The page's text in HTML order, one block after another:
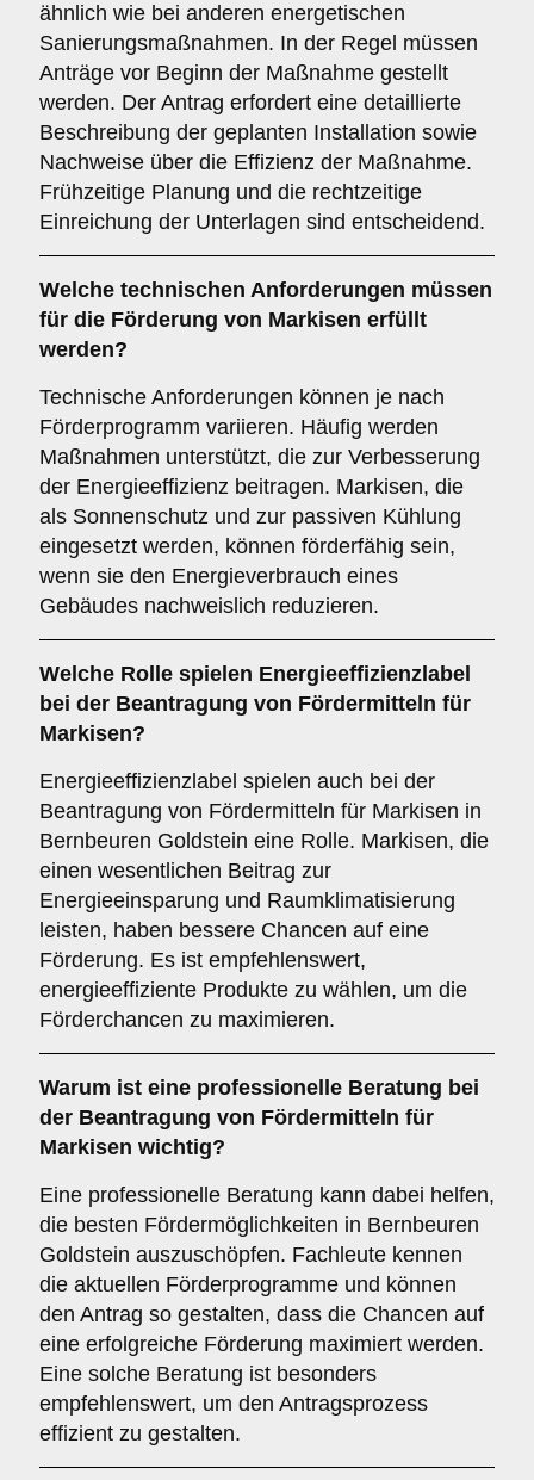
ähnlich wie bei anderen energetischen
Sanierungsmaßnahmen. In der Regel müssen
Anträge vor Beginn der Maßnahme gestellt
werden. Der Antrag erfordert eine detaillierte
Beschreibung der geplanten Installation sowie
Nachweise über die Effizienz der Maßnahme.
Frühzeitige Planung und die rechtzeitige
Einreichung der Unterlagen sind entscheidend.
Welche technischen Anforderungen müssen
für die Förderung von Markisen erfüllt
werden?
Technische Anforderungen können je nach
Förderprogramm variieren. Häufig werden
Maßnahmen unterstützt, die zur Verbesserung
der Energieeffizienz beitragen. Markisen, die
als Sonnenschutz und zur passiven Kühlung
eingesetzt werden, können förderfähig sein,
wenn sie den Energieverbrauch eines
Gebäudes nachweislich reduzieren.
Welche Rolle spielen Energieeffizienzlabel
bei der Beantragung von Fördermitteln für
Markisen?
Energieeffizienzlabel spielen auch bei der
Beantragung von Fördermitteln für Markisen in
Bernbeuren Goldstein eine Rolle. Markisen, die
einen wesentlichen Beitrag zur
Energieeinsparung und Raumklimatisierung
leisten, haben bessere Chancen auf eine
Förderung. Es ist empfehlenswert,
energieeffiziente Produkte zu wählen, um die
Förderchancen zu maximieren.
Warum ist eine professionelle Beratung bei
der Beantragung von Fördermitteln für
Markisen wichtig?
Eine professionelle Beratung kann dabei helfen,
die besten Fördermöglichkeiten in Bernbeuren
Goldstein auszuschöpfen. Fachleute kennen
die aktuellen Förderprogramme und können
den Antrag so gestalten, dass die Chancen auf
eine erfolgreiche Förderung maximiert werden.
Eine solche Beratung ist besonders
empfehlenswert, um den Antragsprozess
effizient zu gestalten.